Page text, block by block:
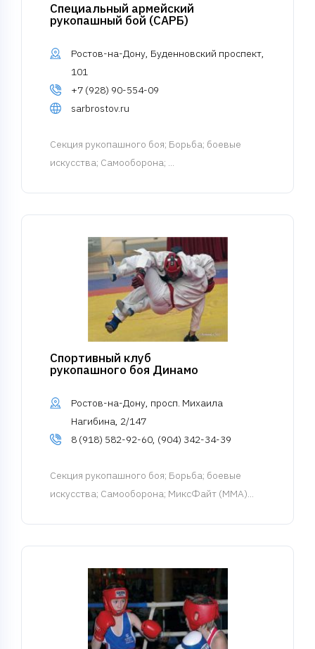
Специальный армейский
рукопашный бой (САРБ)
Ростов-на-Дону, Буденновский проспект,
101
+7 (928) 90-554-09
sarbrostov.ru
Cекция рукопашного боя; Борьба; боевые
искусства; Самооборона; ...
Спортивный клуб
рукопашного боя Динамо
Ростов-на-Дону, просп. Михаила
Нагибина, 2/147
8 (918) 582-92-60, (904) 342-34-39
Cекция рукопашного боя; Борьба; боевые
искусства; Самооборона; МиксФайт (ММА)...